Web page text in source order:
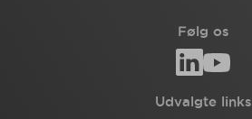
Følg os
Udvalgte links